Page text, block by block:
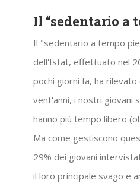
Il “sedentario a
Il "sedentario a tempo
dell'Istat, effettuato nel
pochi giorni fa, ha rilevato
vent'anni, i nostri giovani
hanno più tempo libero
Ma come gestiscono
29% dei giovani
il loro principale svago e